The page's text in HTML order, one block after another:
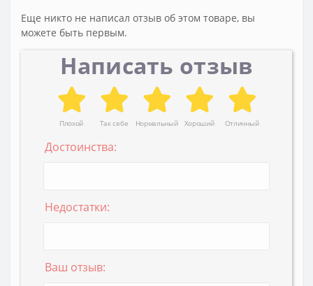
Еще никто не написал отзыв об этом товаре, вы
можете быть первым.
Написать отзыв
Плохой Так себе Нормальный Хороший Отличный
Достоинства:
Недостатки:
Ваш отзыв: